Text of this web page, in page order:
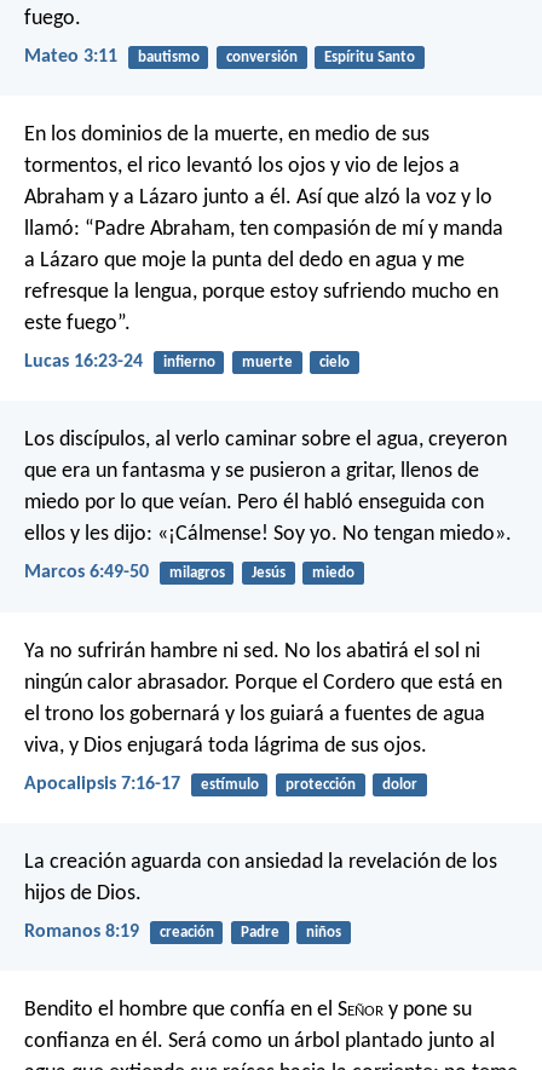
fuego.
Mateo 3:11 bautismo conversión Espíritu Santo
En los dominios de la muerte, en medio de sus
tormentos, el rico levantó los ojos y vio de lejos a
Abraham y a Lázaro junto a él. Así que alzó la voz y lo
llamó: “Padre Abraham, ten compasión de mí y manda
a Lázaro que moje la punta del dedo en agua y me
refresque la lengua, porque estoy sufriendo mucho en
este fuego”.
Lucas 16:23-24 infierno muerte cielo
Los discípulos, al verlo caminar sobre el agua, creyeron
que era un fantasma y se pusieron a gritar, llenos de
miedo por lo que veían. Pero él habló enseguida con
ellos y les dijo: «¡Cálmense! Soy yo. No tengan miedo».
Marcos 6:49-50 milagros Jesús miedo
Ya no sufrirán hambre ni sed. No los abatirá el sol ni
ningún calor abrasador. Porque el Cordero que está en
el trono los gobernará y los guiará a fuentes de agua
viva, y Dios enjugará toda lágrima de sus ojos.
Apocalipsis 7:16-17 estímulo protección dolor
La creación aguarda con ansiedad la revelación de los
hijos de Dios.
Romanos 8:19 creación Padre niños
Bendito el hombre que confía en el Señor y pone su
confianza en él. Será como un árbol plantado junto al